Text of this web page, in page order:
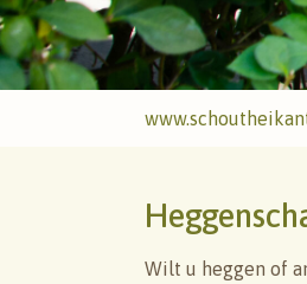
Wilt u heggen of